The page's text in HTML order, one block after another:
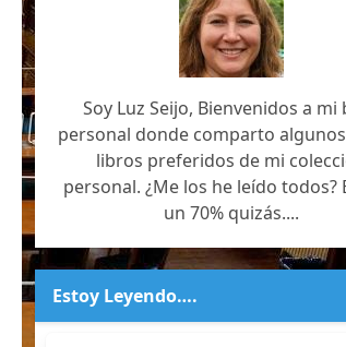
Soy Luz Seijo, Bienvenidos a mi
personal donde comparto
libros preferidos de mi
personal. ¿Me los he leído todos?
un 70% quizás....
Estoy Leyendo….